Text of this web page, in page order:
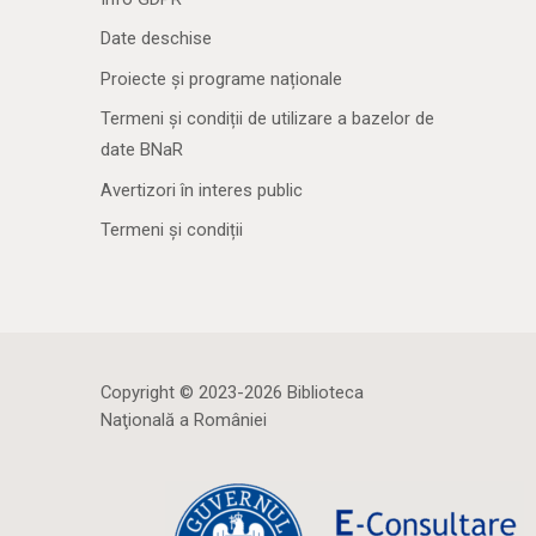
Date deschise
Proiecte și programe naționale
Termeni și condiții de utilizare a bazelor de
date BNaR
Avertizori în interes public
Termeni și condiții
Copyright © 2023-2026 Biblioteca
Naţională a României